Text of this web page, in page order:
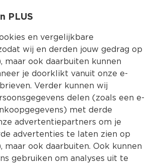
Kies jouw
Producten
PLUS
en vergelijkbare
wij en derden jouw gedrag op
maar ook daarbuiten kunnen
je doorklikt vanuit onze e-
Verder kunnen wij
delen (zoals een e-
met derde
advertentiepartners om je
advertenties te laten zien op
maar ook daarbuiten. Ook kunnen
gebruiken om analyses uit te